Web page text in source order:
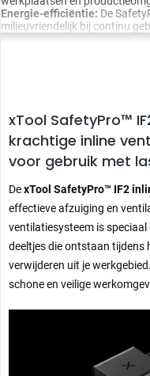
Energie-efficiëntie: De
milieuvriendelijk bij continu
Ideaal voor:
Professionele werkplaatsen,
iedereen die waarde hecht
in hun werkomgeving. De
onmisbaar voor iedereen die
xTool SafetyPro™
krachtige inline
voor gebruik met
DexTool SafetyPro™ IF2
effectieve afzuiging en
ventilatiesysteem is
deeltjes die ontstaan tijdens
verwijderen uit je
schone en veilige